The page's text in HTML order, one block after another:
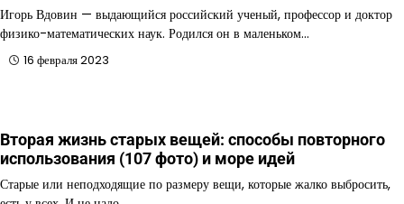
Игорь Вдовин — выдающийся российский ученый, профессор и доктор
физико-математических наук. Родился он в маленьком…
16 февраля 2023
Вторая жизнь старых вещей: способы повторного
использования (107 фото) и море идей
Старые или неподходящие по размеру вещи, которые жалко выбросить,